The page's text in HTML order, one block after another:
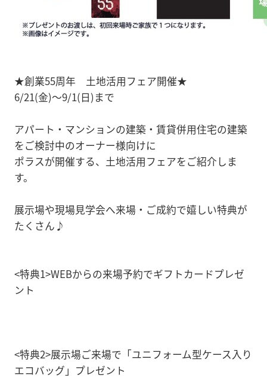
★創業55周年 土地活用フェア開催★
6/21(金)～9/1(日)まで
アパート・マンションの建築・賃貸併用住宅の建築
をご検討中のオーナー様向けに
ポラスが開催する、土地活用フェアをご紹介しま
す。
展示場や現場見学会へ来場・ご成約で嬉しい特典が
たくさん♪
<特典1>WEBからの来場予約でギフトカードプレゼ
ント
<特典2>展示場ご来場で「ユニフォーム型ケース入り
エコバッグ」プレゼント